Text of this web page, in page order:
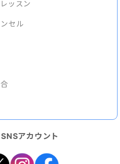
ッスン
セル
アカウント